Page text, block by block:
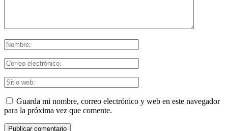
Guarda mi nombre, correo electrónico y web en este navegador
para la próxima vez que comente.